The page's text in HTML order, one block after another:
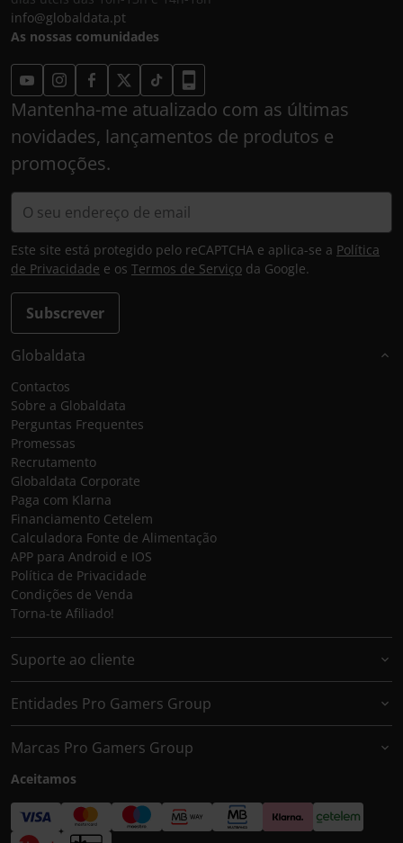
info@globaldata.pt
As nossas comunidades
Mantenha-me atualizado com as últimas
novidades, lançamentos de produtos e
promoções.
Subscrever
Este site está protegido pelo reCAPTCHA e aplica-se a Política
de Privacidade e os Termos de Serviço da Google.
Globaldata
Contactos
Sobre a Globaldata
Perguntas Frequentes
Promessas
Recrutamento
Globaldata Corporate
Paga com Klarna
Financiamento Cetelem
Calculadora Fonte de Alimentação
APP para Android e IOS
Política de Privacidade
Condições de Venda
Torna-te Afiliado!
Suporte ao cliente
Entidades Pro Gamers Group
Marcas Pro Gamers Group
Aceitamos